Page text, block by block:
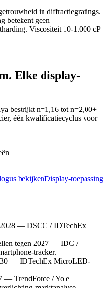
in diffractiegratings.
betekent geen
Viscositeit 10-1.000 cP
Elke display-
bestrijkt n=1,16 tot n=2,00+
één kwalificatiecyclus voor
bekijkenDisplay-toepassing
— DSCC / IDTechEx
tegen 2027 — IDC /
tracker.
— IDTechEx MicroLED-
— TrendForce / Yole